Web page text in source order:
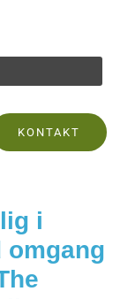
KONTAKT
i
omgang